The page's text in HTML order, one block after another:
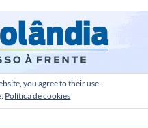
you agree to their use.
Política de cookies